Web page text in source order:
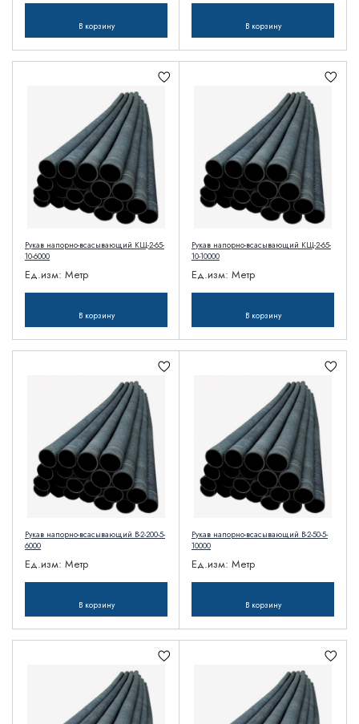
В корзину В корзину
Рукав напорно-всасывающий КЩ-2-65-
10-6000
Ед.изм: Метр
В корзину
Рукав напорно-всасывающий КЩ-2-65-
10-10000
Ед.изм: Метр
В корзину
Рукав напорно-всасывающий В-2-200-5-
6000
Ед.изм: Метр
В корзину
Рукав напорно-всасывающий В-2-50-5-
10000
Ед.изм: Метр
В корзину